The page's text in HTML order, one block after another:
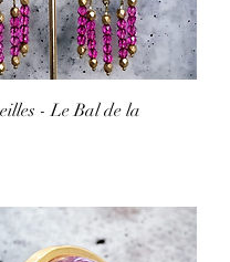
- Le Bal de la